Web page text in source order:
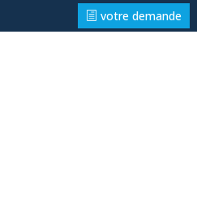
votre demande